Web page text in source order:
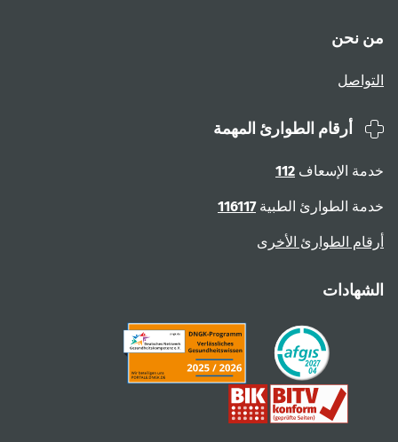
نحن
أرقام الطوارئ المهمة
الإسعاف112
الطوارئ الطبية116117
الطوارئ الأخرى